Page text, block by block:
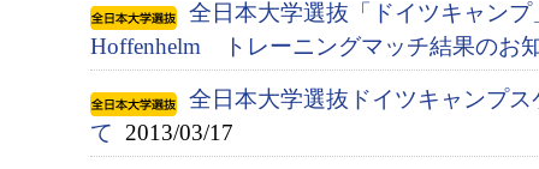
全日本大学選抜「ドイツキャンプ
Hoffenhelm トレーニングマッチ結果のお
全日本大学選抜ドイツキャンプ
て 2013/03/17